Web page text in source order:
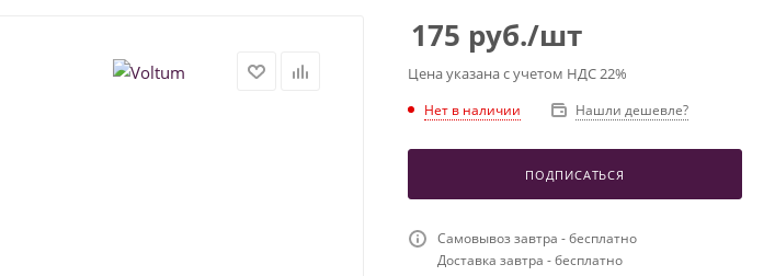
175 руб./шт
Цена указана с учетом НДС 22%
Нет в наличии Нашли дешевле?
ПОДПИСАТЬСЯ
Самовывоз завтра - бесплатно
Доставка завтра - бесплатно